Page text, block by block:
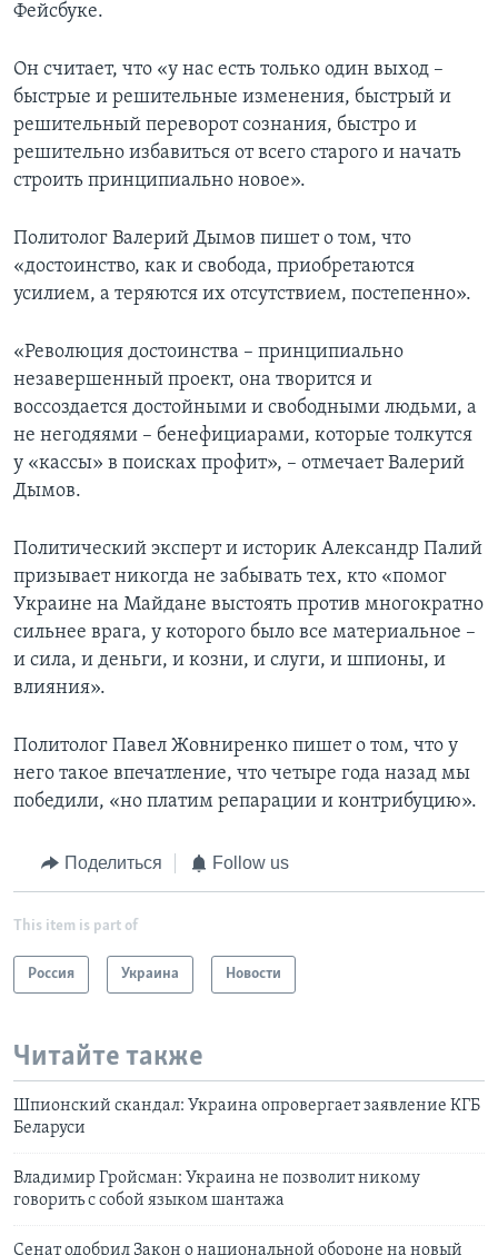
Фейсбуке.
Он считает, что «у нас есть только один выход –
быстрые и решительные изменения, быстрый и
решительный переворот сознания, быстро и
решительно избавиться от всего старого и начать
строить принципиально новое».
Политолог Валерий Дымов пишет о том, что
«достоинство, как и свобода, приобретаются
усилием, а теряются их отсутствием, постепенно».
«Революция достоинства – принципиально
незавершенный проект, она творится и
воссоздается достойными и свободными людьми, а
не негодяями – бенефициарами, которые толкутся
у «кассы» в поисках профит», – отмечает Валерий
Дымов.
Политический эксперт и историк Александр Палий
призывает никогда не забывать тех, кто «помог
Украине на Майдане выстоять против многократно
сильнее врага, у которого было все материальное –
и сила, и деньги, и козни, и слуги, и шпионы, и
влияния».
Политолог Павел Жовниренко пишет о том, что у
него такое впечатление, что четыре года назад мы
победили, «но платим репарации и контрибуцию».
Поделиться Follow us
This item is part of
Россия Украина Новости
Читайте также
Шпионский скандал: Украина опровергает заявление КГБ
Беларуси
Владимир Гройсман: Украина не позволит никому
говорить с собой языком шантажа
Сенат одобрил Закон о национальной обороне на новый